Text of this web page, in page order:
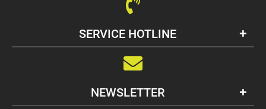
SERVICE HOTLINE
NEWSLETTER